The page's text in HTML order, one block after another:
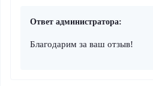
Ответ администратора:
Благодарим за ваш отзыв!